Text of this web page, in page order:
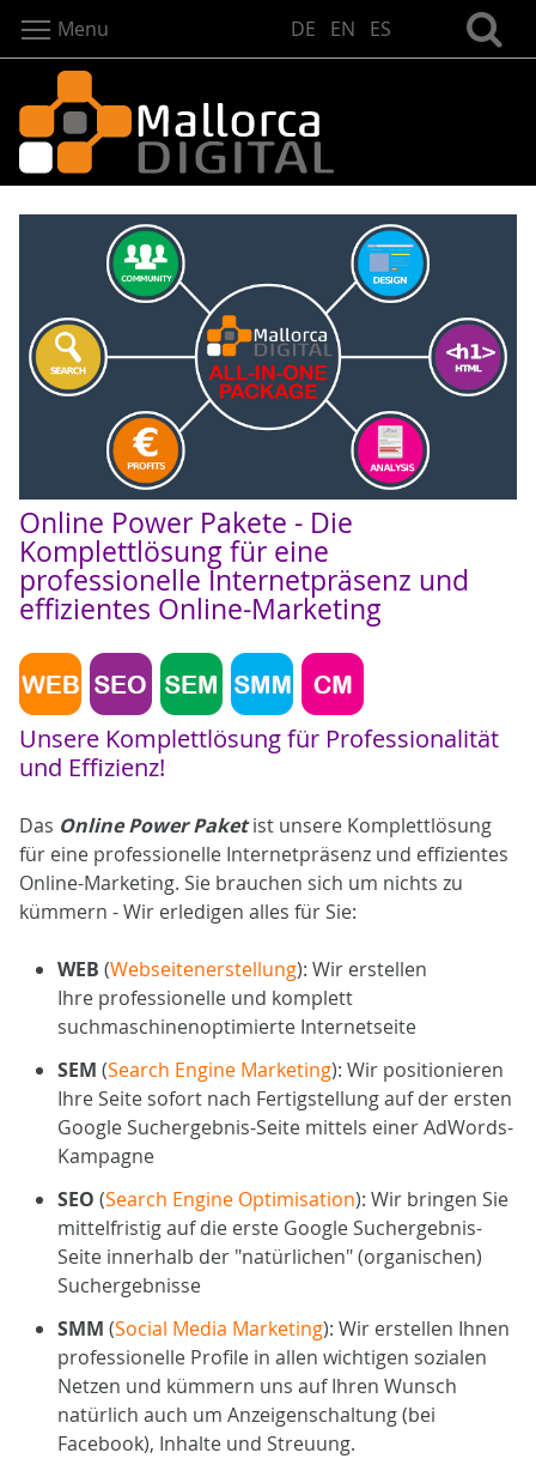
DE EN ES
Menu
Online Power Pakete - Die
Komplettlösung für eine
professionelle Internetpräsenz und
effizientes Online-Marketing
Unsere Komplettlösung für Professionalität
und Effizienz!
Das Online Power Paketist unsere Komplettlösung
für eine professionelle Internetpräsenz und effizientes
Online-Marketing. Sie brauchen sich um nichts zu
kümmern - Wir erledigen alles für Sie:
WEB (Webseitenerstellung): Wir erstellen
Ihre professionelle und komplett
suchmaschinenoptimierte Internetseite
SEM (Search Engine Marketing): Wir positionieren
Ihre Seite sofort nach Fertigstellung auf der ersten
Google Suchergebnis-Seite mittels einer AdWords-
Kampagne
SEO (Search Engine Optimisation): Wir bringen Sie
mittelfristig auf die erste Google Suchergebnis-
Seite innerhalb der "natürlichen" (organischen)
Suchergebnisse
SMM (Social Media Marketing): Wir erstellen Ihnen
professionelle Profile in allen wichtigen sozialen
Netzen und kümmern uns auf Ihren Wunsch
natürlich auch um Anzeigenschaltung (bei
Facebook), Inhalte und Streuung.